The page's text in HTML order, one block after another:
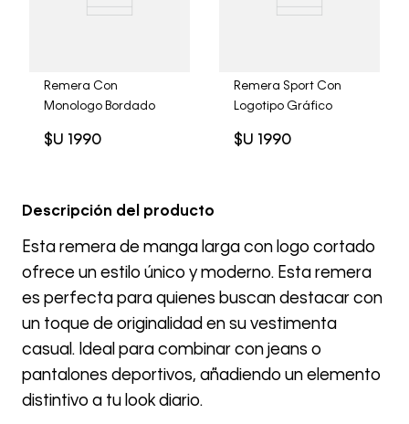
Remera Con
Monologo Bordado
$U 1990
Remera Sport Con
Logotipo Gráfico
$U 1990
Descripción del producto
Esta remera de manga larga con logo cortado
ofrece un estilo único y moderno. Esta remera
es perfecta para quienes buscan destacar con
un toque de originalidad en su vestimenta
casual. Ideal para combinar con jeans o
pantalones deportivos, añadiendo un elemento
distintivo a tu look diario.